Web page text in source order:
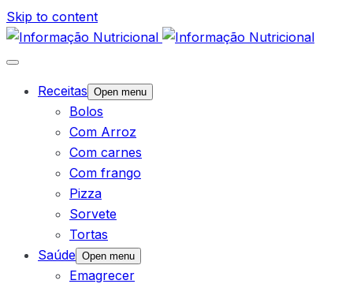
Skip to content
Receitas Open menu
Bolos
Com Arroz
Com carnes
Com frango
Pizza
Sorvete
Tortas
Saúde Open menu
Emagrecer